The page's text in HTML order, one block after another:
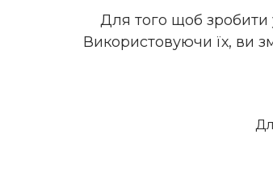
Для того щоб зробити
Використовуючи їх, ви